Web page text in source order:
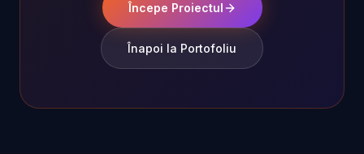
Începe Proiectul
Înapoi la Portofoliu